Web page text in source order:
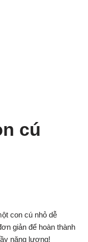
cú
con cú nhỏ dễ
giản để hoàn thành
năng lượng!